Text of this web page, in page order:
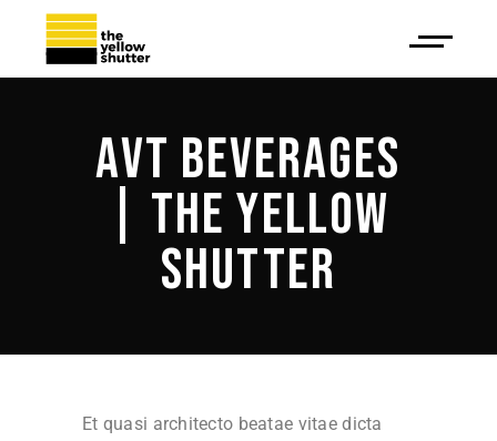
AVT BEVERAGES
| THE YELLOW
SHUTTER
Et quasi architecto beatae vitae dicta